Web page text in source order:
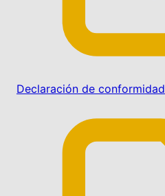
Declaración de conformidad